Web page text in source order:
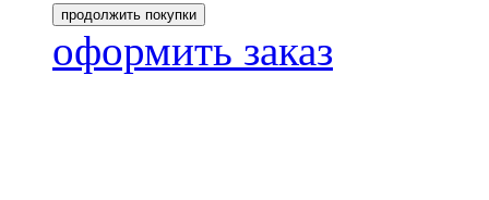
продолжить покупки
оформить заказ